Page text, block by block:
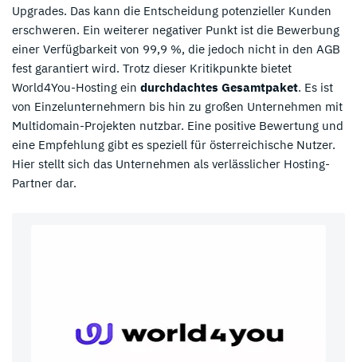
Upgrades. Das kann die Entscheidung potenzieller Kunden
erschweren. Ein weiterer negativer Punkt ist die Bewerbung
einer Verfügbarkeit von 99,9 %, die jedoch nicht in den AGB
fest garantiert wird. Trotz dieser Kritikpunkte bietet
World4You-Hosting ein durchdachtes Gesamtpaket. Es ist
von Einzelunternehmern bis hin zu großen Unternehmen mit
Multidomain-Projekten nutzbar. Eine positive Bewertung und
eine Empfehlung gibt es speziell für österreichische Nutzer.
Hier stellt sich das Unternehmen als verlässlicher Hosting-
Partner dar.